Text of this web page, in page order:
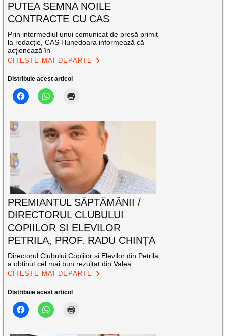
PUTEA SEMNA NOILE
CONTRACTE CU CAS
Prin intermediul unui comunicat de presă primit
la redacție, CAS Hunedoara informează că
acţionează în
CITEȘTE MAI DEPARTE
Distribuie acest articol
PREMIANTUL SĂPTĂMÂNII /
DIRECTORUL CLUBULUI
COPIILOR ȘI ELEVILOR
PETRILA, PROF. RADU CHINȚA
Directorul Clubului Copiilor și Elevilor din Petrila
a obținut cel mai bun rezultat din Valea
CITEȘTE MAI DEPARTE
Distribuie acest articol